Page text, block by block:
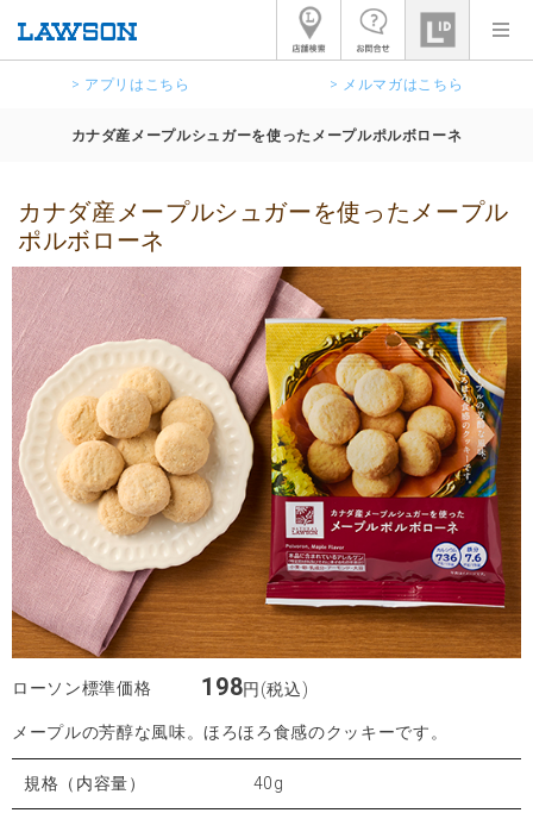
> アプリはこちら > メルマガはこちら
カナダ産メープルシュガーを使ったメープルポルボローネ
カナダ産メープルシュガーを使ったメープル
ポルボローネ
ローソン標準価格 198円(税込)
メープルの芳醇な風味。ほろほろ食感のクッキーです。
規格（内容量） 40g